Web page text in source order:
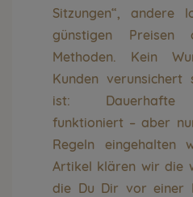
Sitzungen“, andere
günstigen Preisen
Methoden. Kein
Kunden verunsichert
ist: Dauerhafte
funktioniert – aber
Regeln eingehalten
Artikel klären wir die
die Du Dir vor einer